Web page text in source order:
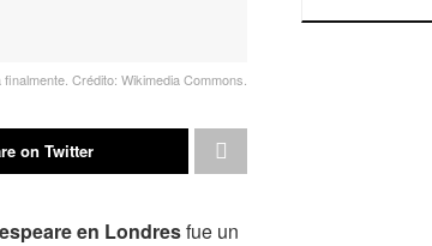
Crédito: Wikimedia Commons.
on Twitter
en Londresfue un